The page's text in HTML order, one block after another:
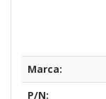
Marca:
P/N: